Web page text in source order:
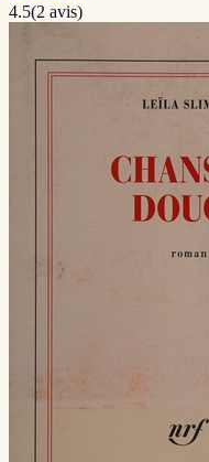
4.5(2 avis)